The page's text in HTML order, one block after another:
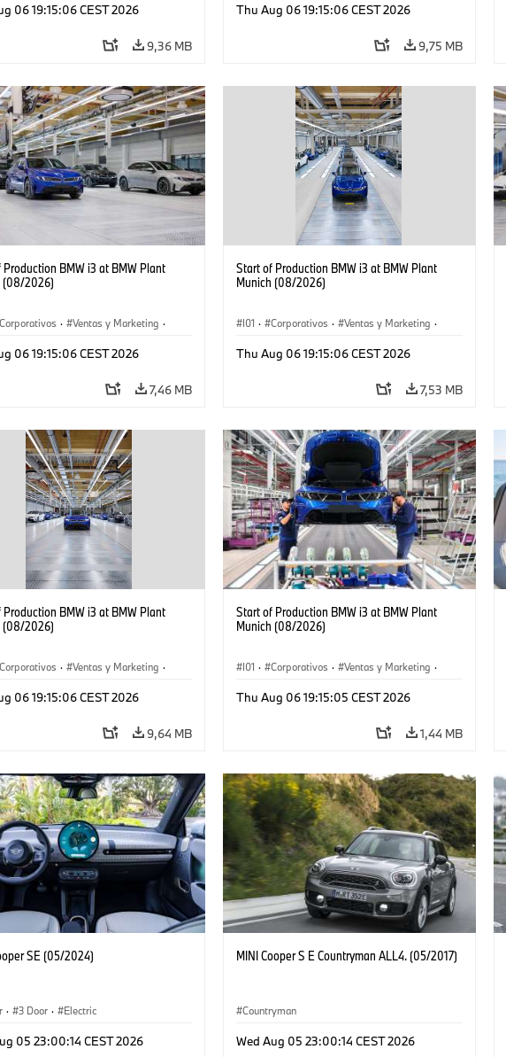
06 19:15:06 CEST 2026
9,36 MB
Thu Aug 06 19:15:06 CEST 2026
9,75 MB
BMW i3 at BMW Plant
(08/2026)
Corporativos · Ventas y Marketing ·
06 19:15:06 CEST 2026
7,46 MB
Start of Production BMW i3 at BMW Plant
Munich (08/2026)
I01 · Corporativos · Ventas y Marketing ·
Thu Aug 06 19:15:06 CEST 2026
7,53 MB
BMW i3 at BMW Plant
(08/2026)
Corporativos · Ventas y Marketing ·
06 19:15:06 CEST 2026
9,64 MB
Start of Production BMW i3 at BMW Plant
Munich (08/2026)
I01 · Corporativos · Ventas y Marketing ·
Thu Aug 06 19:15:05 CEST 2026
1,44 MB
SE (05/2024)
· 3 Door · Electric
05 23:00:14 CEST 2026
MINI Cooper S E Countryman ALL4. (05/2017)
Countryman
Wed Aug 05 23:00:14 CEST 2026